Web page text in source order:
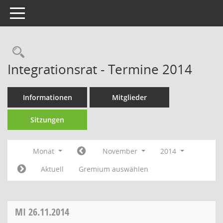
Toggle navigation
Rechercheauswahl
Integrationsrat - Termine 2014
Informationen Mitglieder
Sitzungen
Monat November
2014
Aktuell
Gremium auswählen
MI 26.11.2014